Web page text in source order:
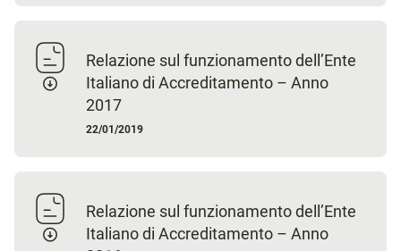
Relazione sul funzionamento dell’Ente
Italiano di Accreditamento – Anno
2017
22/01/2019
Relazione sul funzionamento dell’Ente
Italiano di Accreditamento – Anno